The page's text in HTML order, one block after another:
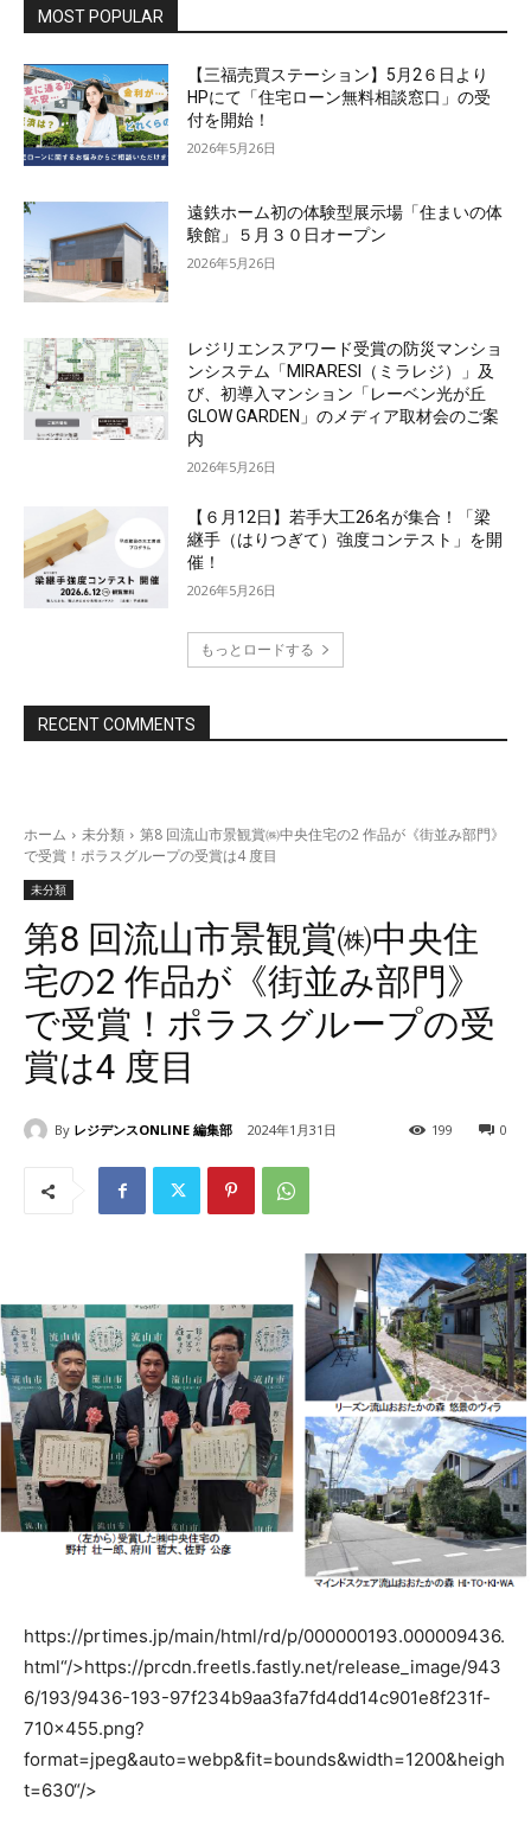
MOST POPULAR
【三福売買ステーション】5月2６日より
HPにて「住宅ローン無料相談窓口」の受
付を開始！
2026年5月26日
遠鉄ホーム初の体験型展示場「住まいの体
験館」５月３０日オープン
2026年5月26日
レジリエンスアワード受賞の防災マンショ
ンシステム「MIRARESI（ミラレジ）」及
び、初導入マンション「レーベン光が丘
GLOW GARDEN」のメディア取材会のご案
内
2026年5月26日
【６月12日】若手大工26名が集合！「梁
継手（はりつぎて）強度コンテスト」を開
催！
2026年5月26日
もっとロードする
RECENT COMMENTS